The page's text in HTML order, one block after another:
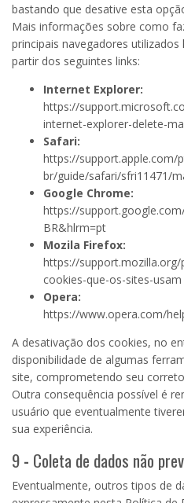
bastando que desative esta
Mais informações sobre como
principais navegadores
partir dos seguintes links:
Internet Explorer:
https://
internet-explorer-delete-
Safari:
https://support.apple.com/
br/guide/safari/sfri11471/
Google Chrome:
https://
BR&hlrm=pt
Mozila Firefox:
https://
cookies-que-os-sites-usam
Opera:
https://www.opera.com/
A desativação dos cookies, no
disponibilidade de algumas
site, comprometendo seu
Outra consequência possível é
usuário que eventualmente
sua experiência.
9- Coleta de dados não
Eventualmente, outros tipos de